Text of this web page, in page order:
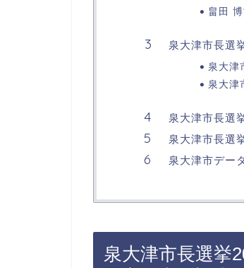
畠田
泉大津市長選
泉大津
泉大津
泉大津市長選
泉大津市長選
泉大津市デー
泉大津市長選挙